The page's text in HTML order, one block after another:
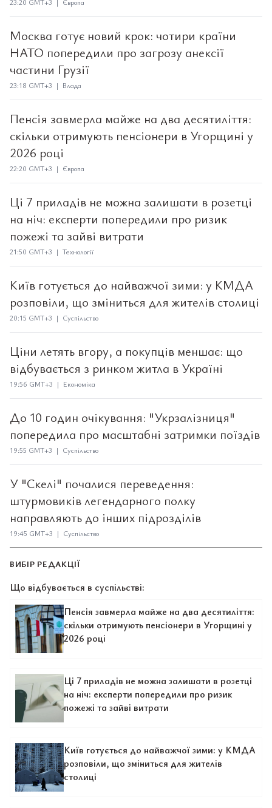
Москва готує новий крок: чотири країни
НАТО попередили про загрозу анексії
частини Грузії
23:18 GMT+3 | Влада
Пенсія завмерла майже на два десятиліття:
скільки отримують пенсіонери в Угорщині у
2026 році
22:20 GMT+3 | Європа
Ці 7 приладів не можна залишати в розетці
на ніч: експерти попередили про ризик
пожежі та зайві витрати
21:50 GMT+3 | Технології
Київ готується до найважчої зими: у КМДА
розповіли, що зміниться для жителів столиці
20:15 GMT+3 | Суспільство
Ціни летять вгору, а покупців меншає: що
відбувається з ринком житла в Україні
19:56 GMT+3 | Економіка
До 10 годин очікування: "Укрзалізниця"
попередила про масштабні затримки поїздів
19:55 GMT+3 | Суспільство
У "Скелі" почалися переведення:
штурмовиків легендарного полку
направляють до інших підрозділів
19:45 GMT+3 | Суспільство
ВИБІР РЕДАКЦІЇ
Що відбувається в суспільстві:
Пенсія завмерла майже на два десятиліття:
скільки отримують пенсіонери в Угорщині у
2026 році
Ці 7 приладів не можна залишати в розетці
на ніч: експерти попередили про ризик
пожежі та зайві витрати
Київ готується до найважчої зими: у КМДА
розповіли, що зміниться для жителів
столиці